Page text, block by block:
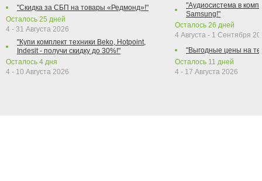
"Скидка за СБП на товары «Редмонд»!"
Осталось 25 дней
4 - 31 Августа 2026
"Купи комплект техники Beko, Hotpoint,
Indesit - получи скидку до 30%!"
Осталось 4 дня
4 - 10 Августа 2026
"Аудиосистема в
Samsung!"
Осталось 26 дней
4 Августа - 1 Сентября
"Выгодные цены на
Осталось 11 дней
4 - 17 Августа 2026